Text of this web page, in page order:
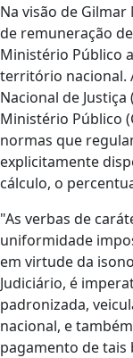
Na visão de
de remuneração
Ministério Público
território nacional.
Nacional de Justiça
Ministério Público
normas que
explicitamente
cálculo, o
"As verbas de
uniformidade
em virtude da
Judiciário, é
padronizada,
nacional, e
pagamento de tais